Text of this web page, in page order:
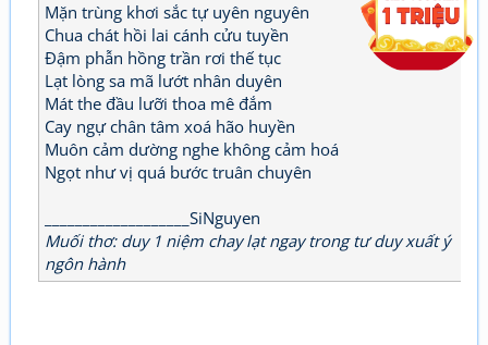
Mặn trùng khơi sắc tự uyên nguyên
Chua chát hồi lai cánh cửu tuyền
Đậm phẫn hồng trần rơi thế tục
Lạt lòng sa mã lướt nhân duyên
Mát the đầu lưỡi thoa mê đắm
Cay ngự chân tâm xoá hão huyền
Muôn cảm dường nghe không cảm hoá
Ngọt như vị quá bước truân chuyên
___________________SiNguyen
Muối thơ: duy 1 niệm chay lạt ngay trong tư duy xuất ý
ngôn hành